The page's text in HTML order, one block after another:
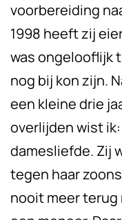
voorbereiding
1998 heeft zij
was ongelooflijk
nog bij kon zijn.
een kleine drie
overlijden wist
damesliefde. Zij
tegen haar
nooit meer terug